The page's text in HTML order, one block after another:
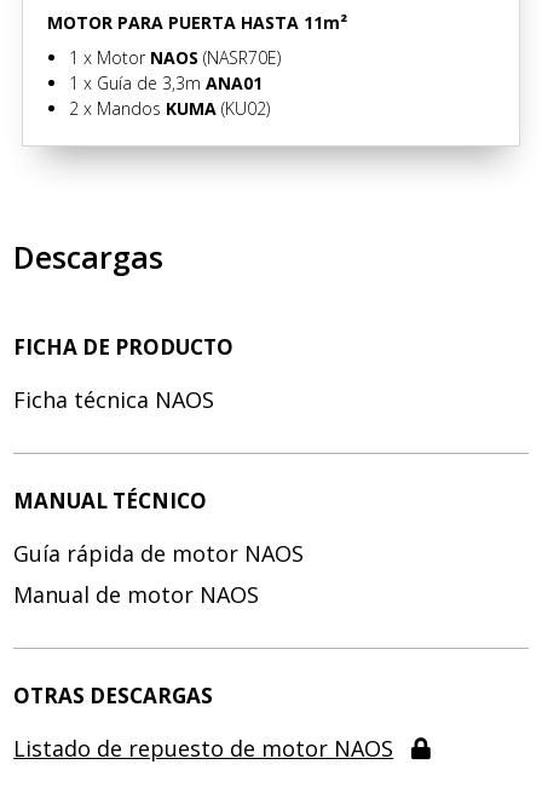
MOTOR PARA PUERTA HASTA 11m²
1 x Motor NAOS (NASR70E)
1 x Guía de 3,3mANA01
2 x Mandos KUMA (KU02)
Descargas
FICHA DE PRODUCTO
Ficha técnica NAOS
MANUAL TÉCNICO
Guía rápida de motor NAOS
Manual de motor NAOS
OTRAS DESCARGAS
Listado de repuesto de motor NAOS